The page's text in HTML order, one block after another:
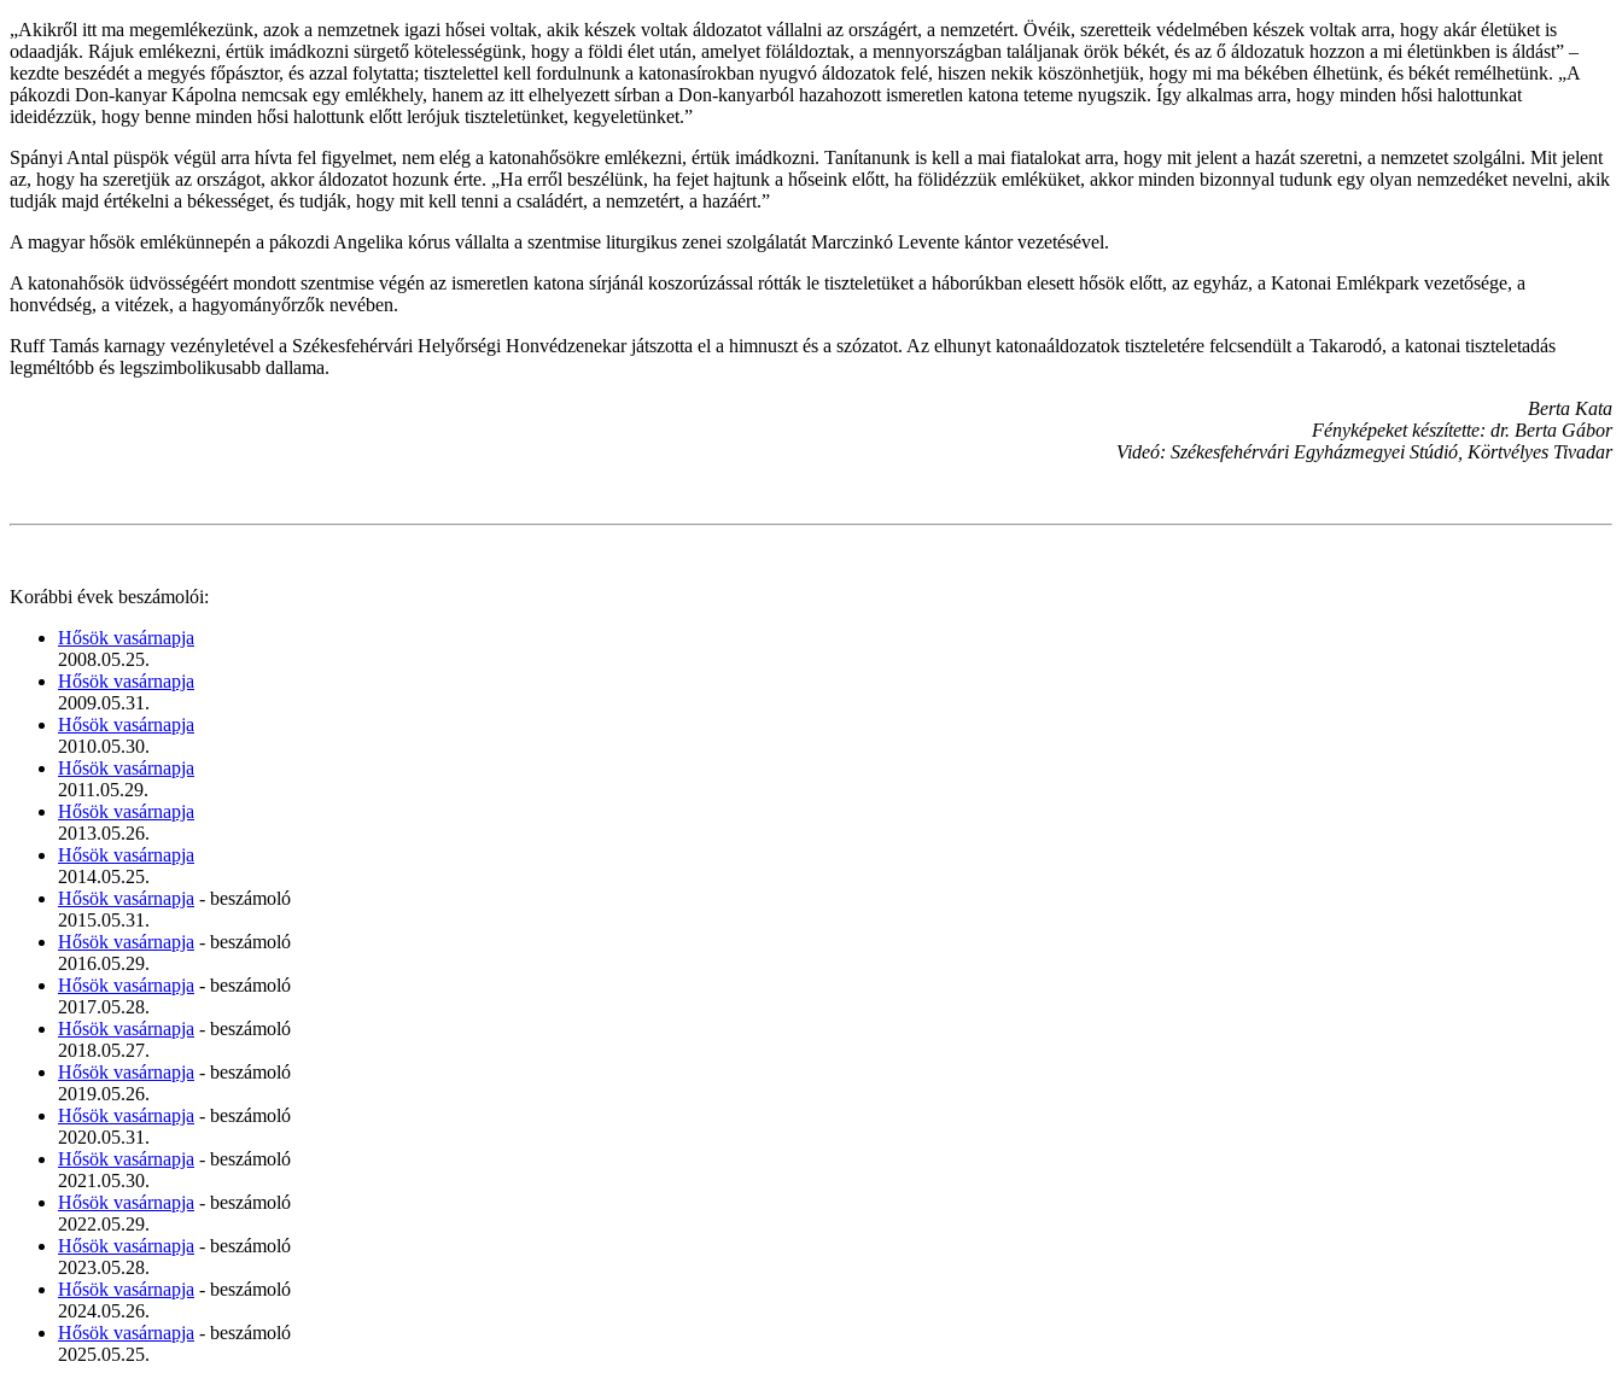
„Akikről itt ma megemlékezünk, azok a nemzetnek igazi hősei voltak, akik készek voltak áldozatot vállalni az országért, a nemzetért. Övéik, szeretteik védelmében készek voltak arra, hogy akár életüket is
odaadják. Rájuk emlékezni, értük imádkozni sürgető kötelességünk, hogy a földi élet után, amelyet föláldoztak, a mennyországban találjanak örök békét, és az ő áldozatuk hozzon a mi életünkben is áldást” –
kezdte beszédét a megyés főpásztor, és azzal folytatta; tisztelettel kell fordulnunk a katonasírokban nyugvó áldozatok felé, hiszen nekik köszönhetjük, hogy mi ma békében élhetünk, és békét remélhetünk. „A
pákozdi Don-kanyar Kápolna nemcsak egy emlékhely, hanem az itt elhelyezett sírban a Don-kanyarból hazahozott ismeretlen katona teteme nyugszik. Így alkalmas arra, hogy minden hősi halottunkat
ideidézzük, hogy benne minden hősi halottunk előtt lerójuk tiszteletünket, kegyeletünket.”
Spányi Antal püspök végül arra hívta fel figyelmet, nem elég a katonahősökre emlékezni, értük imádkozni. Tanítanunk is kell a mai fiatalokat arra, hogy mit jelent a hazát szeretni, a nemzetet szolgálni. Mit jelent
az, hogy ha szeretjük az országot, akkor áldozatot hozunk érte. „Ha erről beszélünk, ha fejet hajtunk a hőseink előtt, ha fölidézzük emléküket, akkor minden bizonnyal tudunk egy olyan nemzedéket nevelni, akik
tudják majd értékelni a békességet, és tudják, hogy mit kell tenni a családért, a nemzetért, a hazáért.”
A magyar hősök emlékünnepén a pákozdi Angelika kórus vállalta a szentmise liturgikus zenei szolgálatát Marczinkó Levente kántor vezetésével.
A katonahősök üdvösségéért mondott szentmise végén az ismeretlen katona sírjánál koszorúzással rótták le tiszteletüket a háborúkban elesett hősök előtt, az egyház, a Katonai Emlékpark vezetősége, a
honvédség, a vitézek, a hagyományőrzők nevében.
Ruff Tamás karnagy vezényletével a Székesfehérvári Helyőrségi Honvédzenekar játszotta el a himnuszt és a szózatot. Az elhunyt katonaáldozatok tiszteletére felcsendült a Takarodó, a katonai tiszteletadás
legméltóbb és legszimbolikusabb dallama.
Berta Kata
Fényképeket készítette: dr. Berta Gábor
Videó: Székesfehérvári Egyházmegyei Stúdió, Körtvélyes Tivadar
Korábbi évek beszámolói:
Hősök vasárnapja
2008.05.25.
Hősök vasárnapja
2009.05.31.
Hősök vasárnapja
2010.05.30.
Hősök vasárnapja
2011.05.29.
Hősök vasárnapja
2013.05.26.
Hősök vasárnapja
2014.05.25.
Hősök vasárnapja - beszámoló
2015.05.31.
Hősök vasárnapja - beszámoló
2016.05.29.
Hősök vasárnapja - beszámoló
2017.05.28.
Hősök vasárnapja - beszámoló
2018.05.27.
Hősök vasárnapja - beszámoló
2019.05.26.
Hősök vasárnapja - beszámoló
2020.05.31.
Hősök vasárnapja - beszámoló
2021.05.30.
Hősök vasárnapja - beszámoló
2022.05.29.
Hősök vasárnapja - beszámoló
2023.05.28.
Hősök vasárnapja - beszámoló
2024.05.26.
Hősök vasárnapja - beszámoló
2025.05.25.